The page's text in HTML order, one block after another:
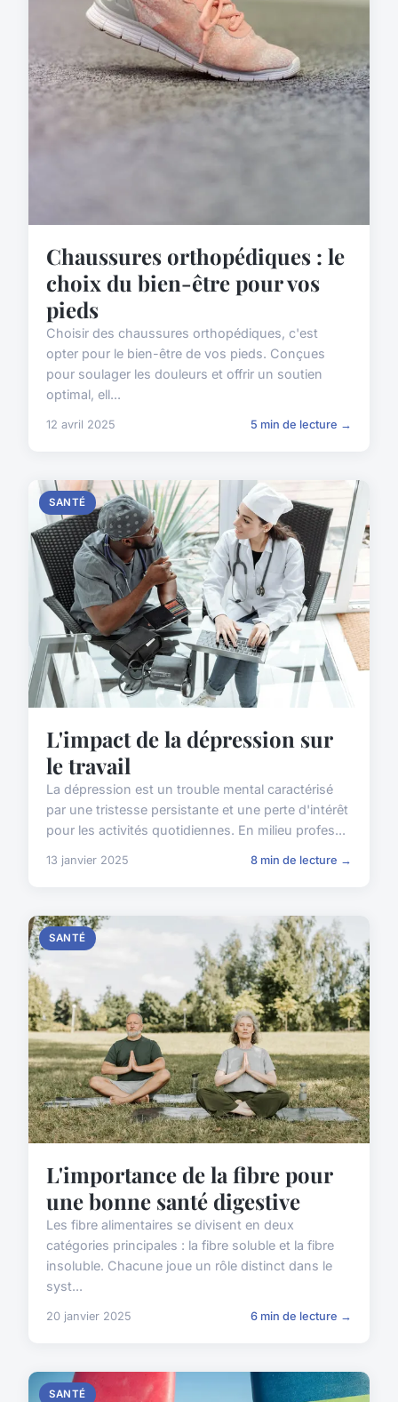
Chaussures orthopédiques : le
choix du bien-être pour vos
pieds
Choisir des chaussures orthopédiques, c'est
opter pour le bien-être de vos pieds. Conçues
pour soulager les douleurs et offrir un soutien
optimal, ell...
12 avril 2025 5 min de lecture →
SANTÉ
L'impact de la dépression sur
le travail
La dépression est un trouble mental caractérisé
par une tristesse persistante et une perte d'intérêt
pour les activités quotidiennes. En milieu profes...
13 janvier 2025 8 min de lecture →
SANTÉ
L'importance de la fibre pour
une bonne santé digestive
Les fibre alimentaires se divisent en deux
catégories principales : la fibre soluble et la fibre
insoluble. Chacune joue un rôle distinct dans le
syst...
20 janvier 2025 6 min de lecture →
SANTÉ